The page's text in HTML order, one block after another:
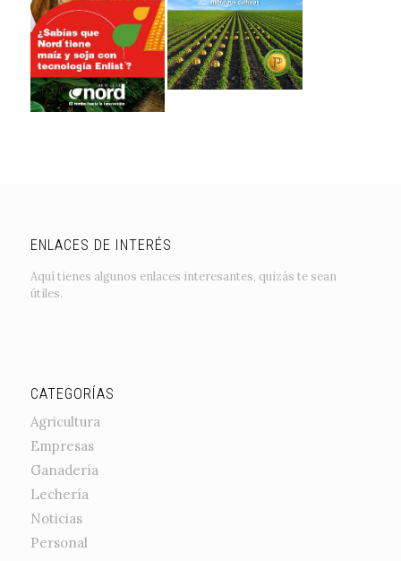
ENLACES DE INTERÉS
Aquí tienes algunos enlaces interesantes, quizás te sean
útiles.
CATEGORÍAS
Agricultura
Empresas
Ganadería
Lechería
Noticias
Personal